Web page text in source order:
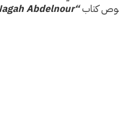
كتاب“
Abdelnour